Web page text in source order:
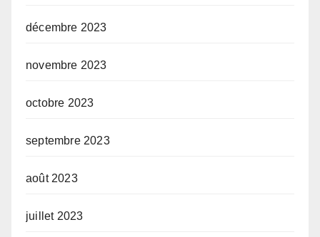
décembre 2023
novembre 2023
octobre 2023
septembre 2023
août 2023
juillet 2023